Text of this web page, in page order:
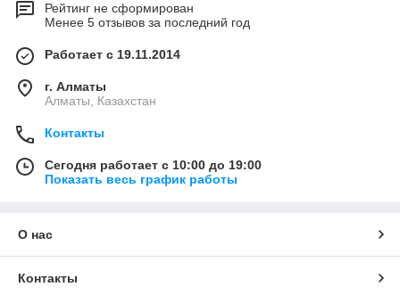
Рейтинг не сформирован
Менее 5 отзывов за последний год
Работает с 19.11.2014
г. Алматы
Алматы, Казахстан
Контакты
Сегодня работает с 10:00 до 19:00
Показать весь график работы
О нас
Контакты